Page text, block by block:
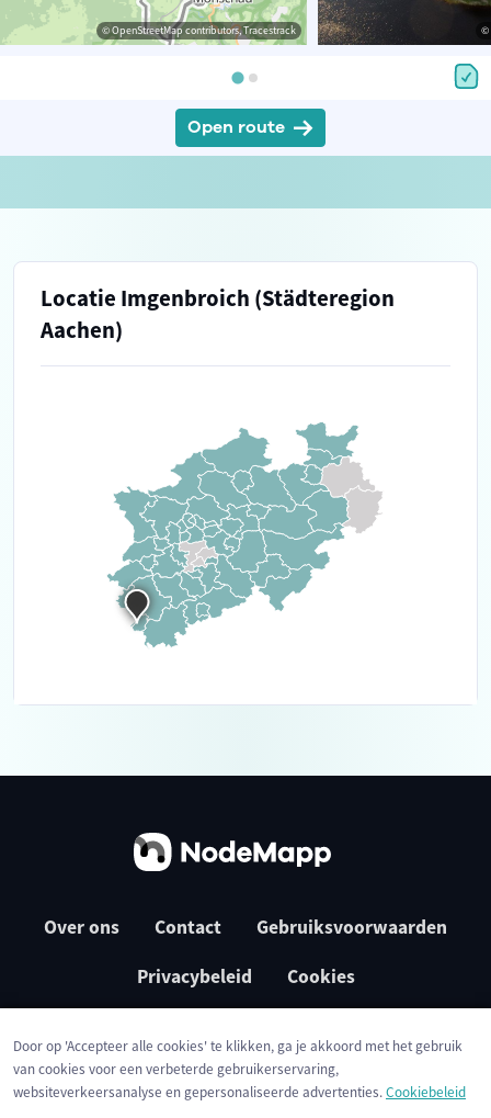
© OpenStreetMap contributors, Tracestrack ©
Open route
Locatie Imgenbroich (Städteregion
Aachen)
Over ons Contact Gebruiksvoorwaarden
Privacybeleid Cookies
Door op 'Accepteer alle cookies' te klikken, ga je akkoord met het gebruik
van cookies voor een verbeterde gebruikerservaring,
websiteverkeersanalyse en gepersonaliseerde advertenties.Cookiebeleid